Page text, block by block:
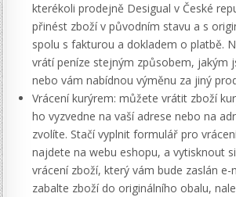
kterékoli prodejně Desigual v České
přinést zboží v původním stavu a s
spolu s fakturou a dokladem o platbě.
vrátí peníze stejným způsobem, jakým
nebo vám nabídnou výměnu za jiný
Vrácení kurýrem: můžete vrátit zboží
ho vyzvedne na vaší adrese nebo na
zvolíte. Stačí vyplnit formulář pro
najdete na webu eshopu, a vytisknout
vrácení zboží, který vám bude zaslán e-
zabalte zboží do originálního obalu,